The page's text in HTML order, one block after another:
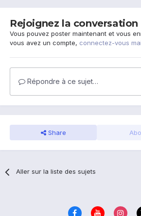
Rejoignez la conversation
Vous pouvez poster maintenant et vous
vous avez un compte, connectez-vous
Répondre à ce sujet…
Share
Aller sur la liste des sujets